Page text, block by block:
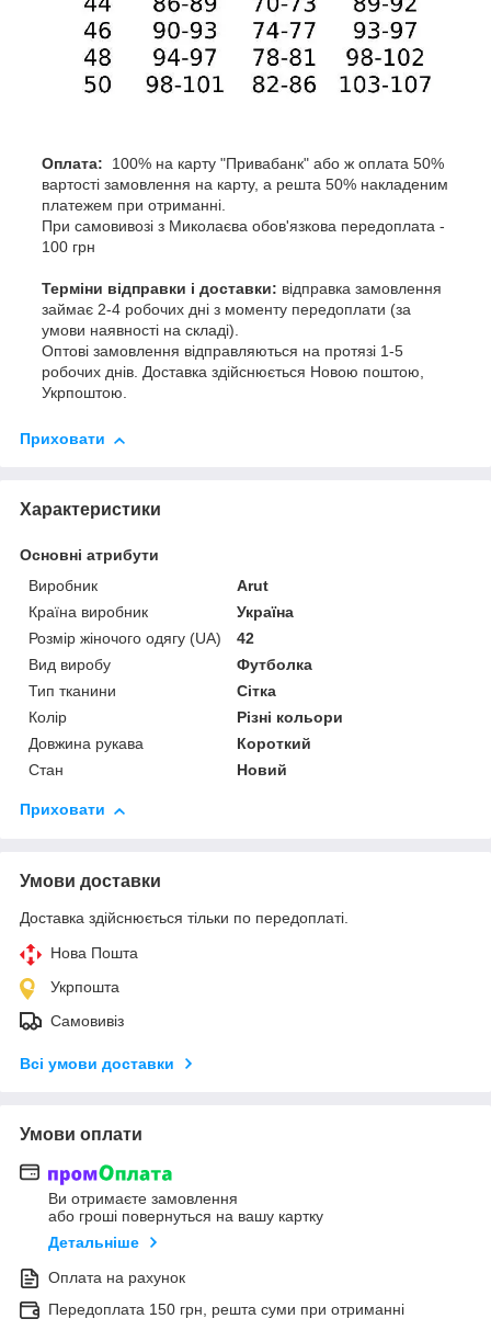
Оплата:
100% на карту "Привабанк" або ж оплата 50%
вартості замовлення на карту, а решта 50% накладеним
платежем при отриманні.
При самовивозі з Миколаєва обов'язкова передоплата -
100 грн
Терміни відправки і доставки: відправка замовлення
займає 2-4 робочих дні з моменту передоплати (за
умови наявності на складі).
Оптові замовлення відправляються на протязі 1-5
робочих днів. Доставка здійснюється Новою поштою,
Укрпоштою.
Приховати
Характеристики
Основні атрибути
Виробник
Arut
Країна виробник
Україна
Розмір жіночого одягу (UA)
42
Вид виробу
Футболка
Тип тканини
Сітка
Колір
Різні кольори
Довжина рукава
Короткий
Стан
Новий
Приховати
Умови доставки
Доставка здійснюється тільки по передоплаті.
Нова Пошта
Укрпошта
Самовивіз
Всі умови доставки
Умови оплати
Ви отримаєте замовлення
або гроші повернуться на вашу картку
Детальніше
Оплата на рахунок
Передоплата 150 грн, решта суми при отриманні